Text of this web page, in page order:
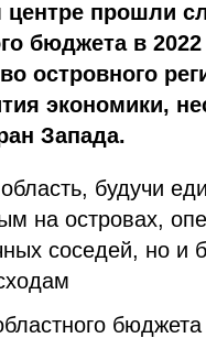
центре прошли
бюджета в
островного
экономики,
Запада.
будучи
на островах,
соседей, но и